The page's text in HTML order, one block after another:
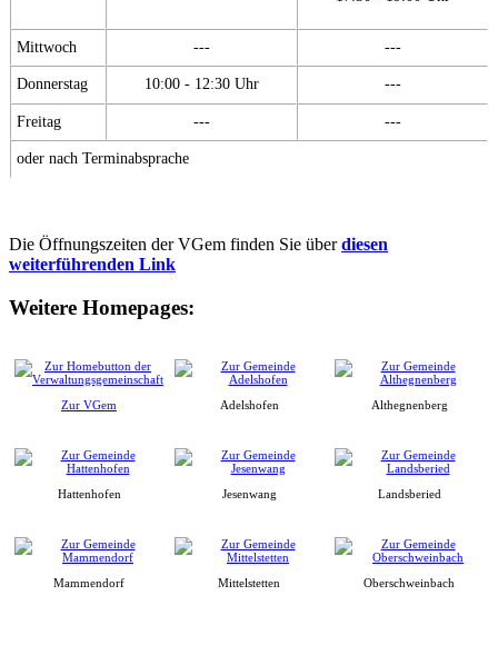
Mittwoch --- ---
Donnerstag 10:00 - 12:30 Uhr ---
Freitag --- ---
oder nach Terminabsprache
Die Öffnungszeiten der VGem finden Sie überdiesen
weiterführenden Link
Weitere Homepages:
Zur VGem Adelshofen Althegnenberg
Hattenhofen Jesenwang Landsberied
Mammendorf Mittelstetten Oberschweinbach